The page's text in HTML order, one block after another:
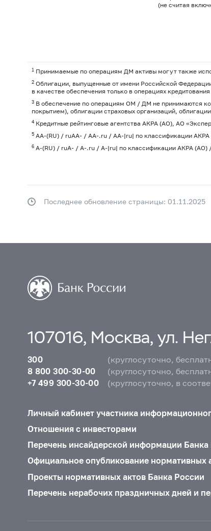
(не считая
1Принимаемые по операциям ДМ активы могут также
2Облигации, выпущенные от имени Российской
в качестве обеспечения только в операциях
3В обеспечение по операциям ОМ / ДМ не принимаются
покрытием), облигации страховых организаций,
4Кредитные рейтинговые агентства АКРА (АО), АО
5АA-(RU) / ruАA- / АA-.ru / AA-|ru| по классификации
6А-(RU) / ruА- / А-.ru / A-|ru| по классификации АКРА
Последнее обновление страницы: 01.11.2025
107016, Москва, ул.
300
(круглосуточно,
8 800 300-30-00
(круглосуточно,
+7 499 300-30-00
(круглосуточно, в
Личный кабинет участника
Отношения с инвесторами
Перечень инсайдерской информации Банка
Официальное опубликование нормативных
Проекты нормативных актов Банка России
Перечень нерабочих праздничных дней и